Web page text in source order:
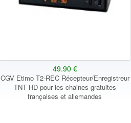
49.90 €
CGV Etimo T2-REC Récepteur/Enregistreur
TNT HD pour les chaines gratuites
françaises et allemandes